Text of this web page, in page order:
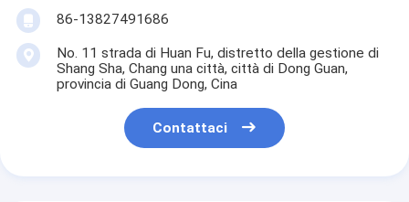
86-13827491686
No. 11 strada di Huan Fu, distretto della gestione di
Shang Sha, Chang una città, città di Dong Guan,
provincia di Guang Dong, Cina
Contattaci